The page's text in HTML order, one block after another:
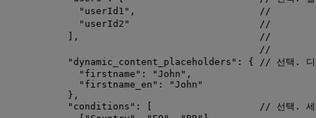
" userId1 " ,
//
" userId2 "
//
],
//
//
"dynamic_content_placeholders" : {
// 선택. 디
"firstname" : "John " ,
"firstname_en" : "John "
},
"conditions" : [
// 선택. 세